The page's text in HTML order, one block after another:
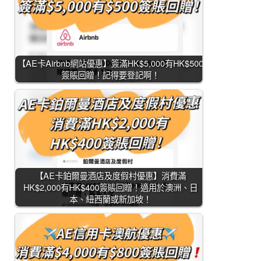
【AE卡Airbnb網站優惠】簽滿HK$5,000有HK$500
簽賬回贈！記得要登記啊！
【AE卡鉑爾曼酒店及度假村優惠】消費滿
HK$2,000有HK$400簽賬回贈！適用於澳洲、日
本、紐西蘭或新加坡！